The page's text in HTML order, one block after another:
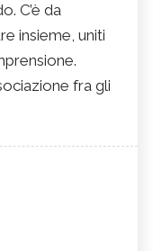
C’è da
insieme, uniti
fra gli